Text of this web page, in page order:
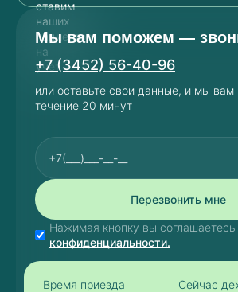
Мы вам поможем —
+7 (3452) 56-40-96
или оставьте свои данные, и мы вам
течение 20 минут
Перезвонить мне
Нажимая кнопку вы соглашаетесь
конфиденциальности.
Время приезда
Сейчас